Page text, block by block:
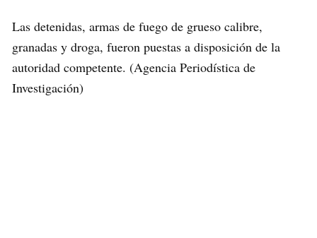
Las detenidas, armas de fuego de grueso calibre,
granadas y droga, fueron puestas a disposición de la
autoridad competente. (Agencia Periodística de
Investigación)